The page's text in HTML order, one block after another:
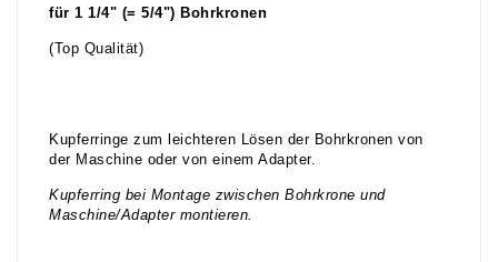
für 1 1/4" (= 5/4") Bohrkronen
(Top Qualität)
Kupferringe zum leichteren Lösen der Bohrkronen von
der Maschine oder von einem Adapter.
Kupferring bei Montage zwischen Bohrkrone und
Maschine/Adapter montieren.